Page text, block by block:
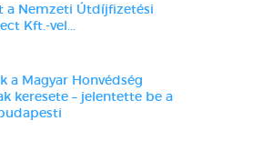
a Nemzeti Útdíjfizetési
Kft.-vel...
a Magyar Honvédség
keresete – jelentette be a